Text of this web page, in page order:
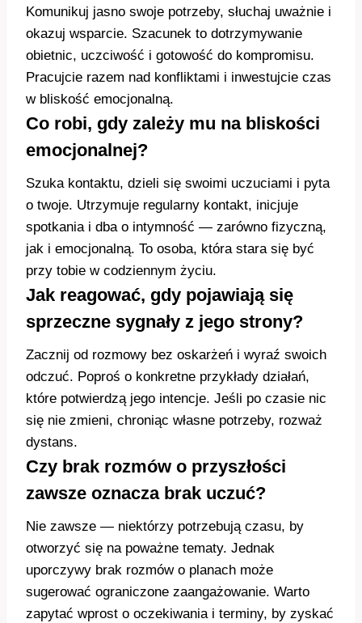
Komunikuj jasno swoje potrzeby, słuchaj uważnie i
okazuj wsparcie. Szacunek to dotrzymywanie
obietnic, uczciwość i gotowość do kompromisu.
Pracujcie razem nad konfliktami i inwestujcie czas
w bliskość emocjonalną.
Co robi, gdy zależy mu na bliskości
emocjonalnej?
Szuka kontaktu, dzieli się swoimi uczuciami i pyta
o twoje. Utrzymuje regularny kontakt, inicjuje
spotkania i dba o intymność — zarówno fizyczną,
jak i emocjonalną. To osoba, która stara się być
przy tobie w codziennym życiu.
Jak reagować, gdy pojawiają się
sprzeczne sygnały z jego strony?
Zacznij od rozmowy bez oskarżeń i wyraź swoich
odczuć. Poproś o konkretne przykłady działań,
które potwierdzą jego intencje. Jeśli po czasie nic
się nie zmieni, chroniąc własne potrzeby, rozważ
dystans.
Czy brak rozmów o przyszłości
zawsze oznacza brak uczuć?
Nie zawsze — niektórzy potrzebują czasu, by
otworzyć się na poważne tematy. Jednak
uporczywy brak rozmów o planach może
sugerować ograniczone zaangażowanie. Warto
zapytać wprost o oczekiwania i terminy, by zyskać